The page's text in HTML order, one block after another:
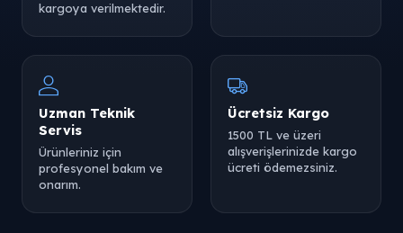
kargoya verilmektedir.
Uzman Teknik
Servis
Ürünleriniz için
profesyonel bakım ve
onarım.
Ücretsiz Kargo
1500 TL ve üzeri
alışverişlerinizde kargo
ücreti ödemezsiniz.